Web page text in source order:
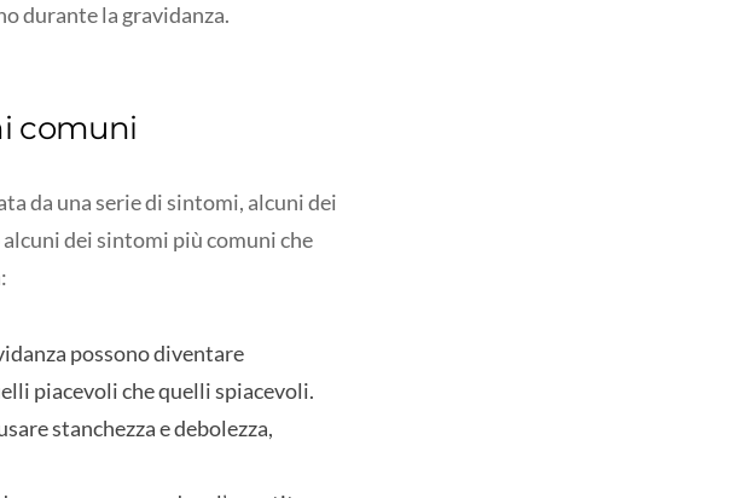
durante la gravidanza.
comuni
da una serie di sintomi, alcuni dei
dei sintomi più comuni che
possono diventare
piacevoli che quelli spiacevoli.
stanchezza e debolezza,